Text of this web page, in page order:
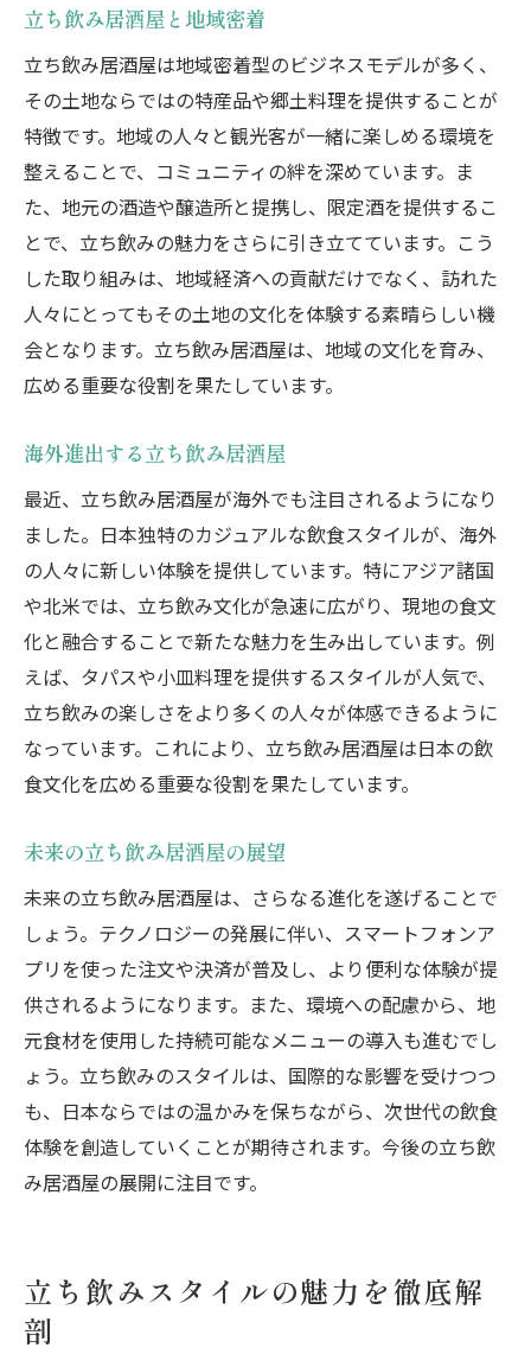
立ち飲みをもっと楽しむための準備
立ち飲みでの食事とお酒のベストマッチ
日本文化としての立ち飲み居酒屋の役割
立ち飲み居酒屋の社会的役割
地域コミュニティとのつながり
日本文化の象徴としての立ち飲み
立ち飲み居酒屋と観光客
立ち飲み居酒屋の文化的意義
立ち飲み居酒屋の未来と可能性
立ち飲み居酒屋と地域密着
立ち飲み居酒屋は地域密着型のビジネスモデルが多く、
その土地ならではの特産品や郷土料理を提供することが
特徴です。地域の人々と観光客が一緒に楽しめる環境を
整えることで、コミュニティの絆を深めています。ま
た、地元の酒造や醸造所と提携し、限定酒を提供するこ
とで、立ち飲みの魅力をさらに引き立てています。こう
した取り組みは、地域経済への貢献だけでなく、訪れた
人々にとってもその土地の文化を体験する素晴らしい機
会となります。立ち飲み居酒屋は、地域の文化を育み、
広める重要な役割を果たしています。
海外進出する立ち飲み居酒屋
最近、立ち飲み居酒屋が海外でも注目されるようになり
ました。日本独特のカジュアルな飲食スタイルが、海外
の人々に新しい体験を提供しています。特にアジア諸国
や北米では、立ち飲み文化が急速に広がり、現地の食文
化と融合することで新たな魅力を生み出しています。例
えば、タパスや小皿料理を提供するスタイルが人気で、
立ち飲みの楽しさをより多くの人々が体感できるように
なっています。これにより、立ち飲み居酒屋は日本の飲
食文化を広める重要な役割を果たしています。
未来の立ち飲み居酒屋の展望
未来の立ち飲み居酒屋は、さらなる進化を遂げることで
しょう。テクノロジーの発展に伴い、スマートフォンア
プリを使った注文や決済が普及し、より便利な体験が提
供されるようになります。また、環境への配慮から、地
元食材を使用した持続可能なメニューの導入も進むでし
ょう。立ち飲みのスタイルは、国際的な影響を受けつつ
も、日本ならではの温かみを保ちながら、次世代の飲食
体験を創造していくことが期待されます。今後の立ち飲
み居酒屋の展開に注目です。
立ち飲みスタイルの魅力を徹底解
剖